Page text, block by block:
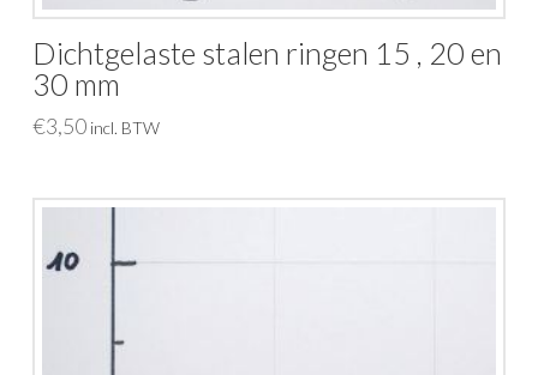
Dichtgelaste stalen ringen 15 , 20 en
30 mm
€3,50 incl. BTW